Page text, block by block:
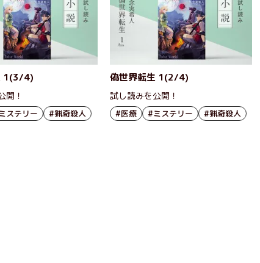
1(3/4)
開！
ステリー #猟奇殺人
偽世界転生 1(2/4)
試し読みを公開！
#医療 #ミステリー #猟奇殺人